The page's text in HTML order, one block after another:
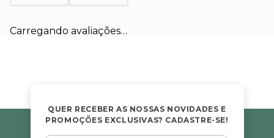
Título
★★★★★
Seu nome
Carregando avaliações…
QUER RECEBER AS NOSSAS NOVIDADES E
PROMOÇÕES EXCLUSIVAS? CADASTRE-SE!